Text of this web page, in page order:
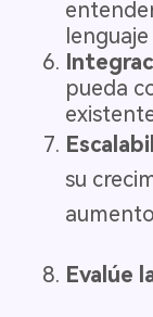
pueda
su
Evalúe